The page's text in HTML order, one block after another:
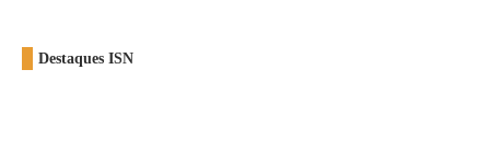
Destaques ISN